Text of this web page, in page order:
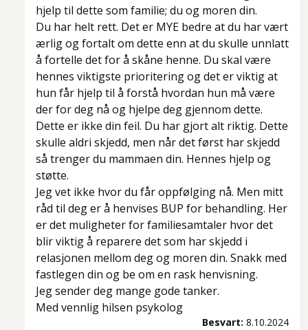
hjelp til dette som familie; du og moren din.
Du har helt rett. Det er MYE bedre at du har vært
ærlig og fortalt om dette enn at du skulle unnlatt
å fortelle det for å skåne henne. Du skal være
hennes viktigste prioritering og det er viktig at
hun får hjelp til å forstå hvordan hun må være
der for deg nå og hjelpe deg gjennom dette.
Dette er ikke din feil. Du har gjort alt riktig. Dette
skulle aldri skjedd, men når det først har skjedd
så trenger du mammaen din. Hennes hjelp og
støtte.
Jeg vet ikke hvor du får oppfølging nå. Men mitt
råd til deg er å henvises BUP for behandling. Her
er det muligheter for familiesamtaler hvor det
blir viktig å reparere det som har skjedd i
relasjonen mellom deg og moren din. Snakk med
fastlegen din og be om en rask henvisning.
Jeg sender deg mange gode tanker.
Med vennlig hilsen psykolog
Besvart: 8.10.2024